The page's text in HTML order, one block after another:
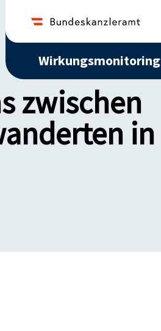
Wirkungsmonitoring
zwischen
in